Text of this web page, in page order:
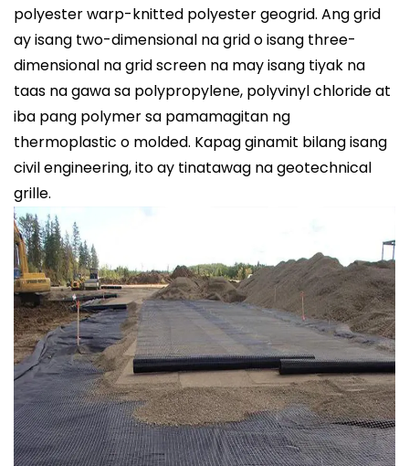
polyester warp-knitted polyester geogrid. Ang grid
ay isang two-dimensional na grid o isang three-
dimensional na grid screen na may isang tiyak na
taas na gawa sa polypropylene, polyvinyl chloride at
iba pang polymer sa pamamagitan ng
thermoplastic o molded. Kapag ginamit bilang isang
civil engineering, ito ay tinatawag na geotechnical
grille.